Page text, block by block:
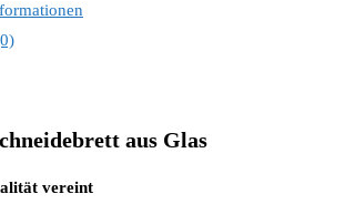
aus Glas
vereint